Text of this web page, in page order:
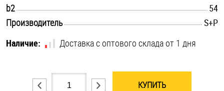
Шпильки
Шплинты
Штифты и пальцы
b2
54
Производитель
S+P
Наличие:
Доставка с оптового склада от 1 дня
КУПИТЬ